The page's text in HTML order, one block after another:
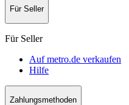
Für Seller
Für Seller
Auf metro.de verkaufen
Hilfe
Zahlungsmethoden